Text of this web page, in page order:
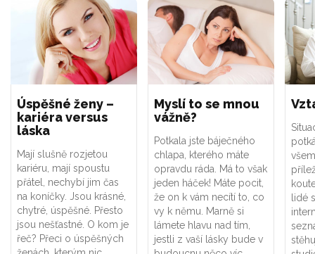
Úspěšné ženy –
kariéra versus
láska
Mají slušně rozjetou
kariéru, mají spoustu
přátel, nechybí jim čas
na koníčky. Jsou krásné,
chytré, úspěšné. Přesto
jsou nešťastné. O kom je
řeč? Přeci o úspěšných
Myslí to se mnou
vážně?
Potkala jste báječného
chlapa, kterého máte
opravdu ráda. Má to však
jeden háček! Máte pocit,
že on k vám necítí to, co
vy k němu. Marně si
lámete hlavu nad tím,
jestli z vaší lásky bude v
lidé